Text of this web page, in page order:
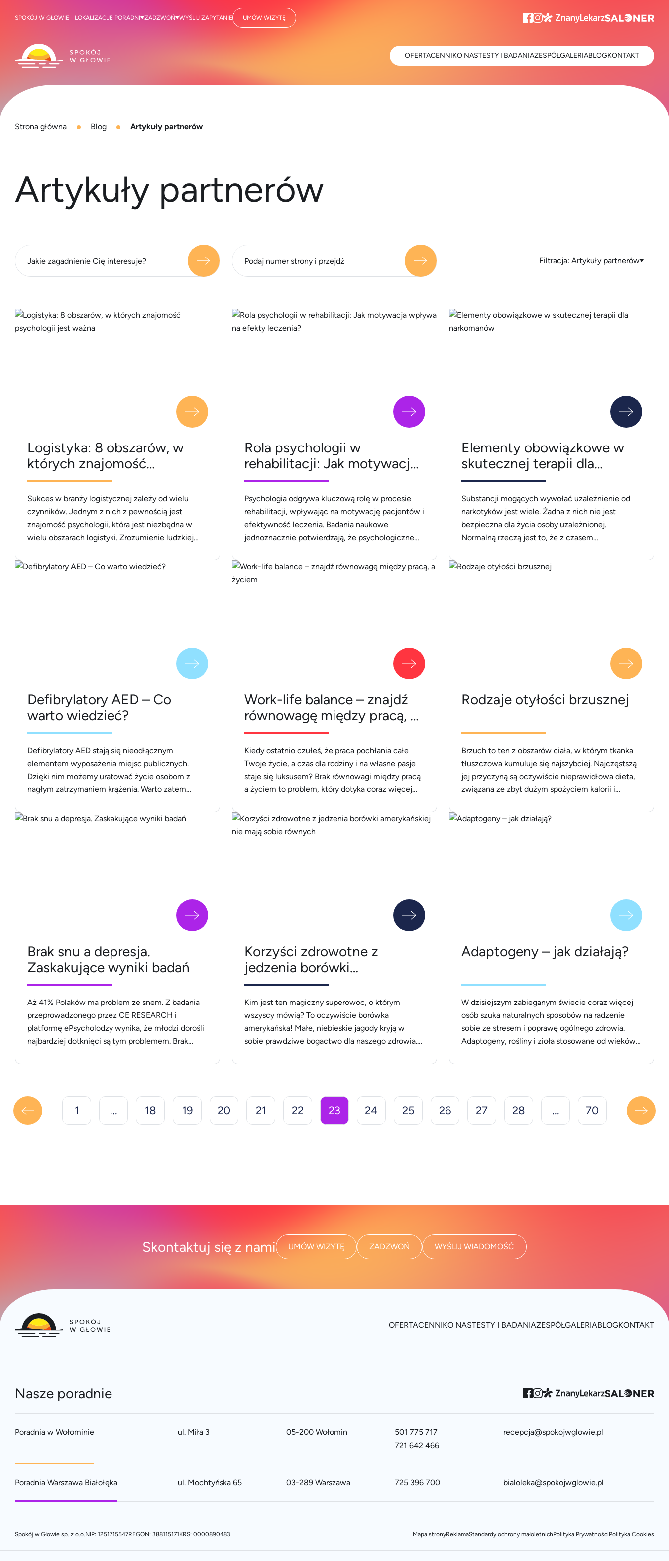
Strona główna Blog Artykuły partnerów
Artykuły partnerów
Filtracja: Artykuły partnerów
Logistyka: 8 obszarów, w
których znajomość
psychologii jest ważna
Sukces w branży logistycznej zależy od wielu
czynników. Jednym z nich z pewnością jest
znajomość psychologii, która jest niezbędna w
wielu obszarach logistyki. Zrozumienie ludzkiej
konkurencją i znacząco usprawnić jej działanie. W
Rola psychologii w
rehabilitacji: Jak motywacja
wpływa na efekty leczenia?
Psychologia odgrywa kluczową rolę w procesie
rehabilitacji, wpływając na motywację pacjentów i
efektywność leczenia. Badania naukowe
jednoznacznie potwierdzają, że psychologiczne
a techniki takie jak terapia poznawczo-
behawioralna, wizualizacja czy medytacja stają się
Elementy obowiązkowe w
skutecznej terapii dla
narkomanów
Substancji mogących wywołać uzależnienie od
narkotyków jest wiele. Żadna z nich nie jest
bezpieczna dla życia osoby uzależnionej.
Normalną rzeczą jest to, że z czasem
skutki, a co za tym idzie, ryzyko utraty zdrowia
Defibrylatory AED – Co
warto wiedzieć?
Defibrylatory AED stają się nieodłącznym
elementem wyposażenia miejsc publicznych.
Dzięki nim możemy uratować życie osobom z
nagłym zatrzymaniem krążenia. Warto zatem
działają, aby być przygotowanym na każdą
Work-life balance – znajdź
równowagę między pracą, a
życiem
Kiedy ostatnio czułeś, że praca pochłania całe
Twoje życie, a czas dla rodziny i na własne pasje
staje się luksusem? Brak równowagi między pracą
a życiem to problem, który dotyka coraz więcej
zdrowia fizycznego i psychicznego, takich jak
chroniczne zmęczenie czy wypalenie zawodowe.
Rodzaje otyłości brzusznej
Brzuch to ten z obszarów ciała, w którym tkanka
tłuszczowa kumuluje się najszybciej. Najczęstszą
jej przyczyną są oczywiście nieprawidłowa dieta,
związana ze zbyt dużym spożyciem kalorii i
modyfikacja jadłospisu i zintensyfikowanie
Brak snu a depresja.
Zaskakujące wyniki badań
Aż 41% Polaków ma problem ze snem. Z badania
przeprowadzonego przez CE RESEARCH i
platformę ePsycholodzy wynika, że młodzi dorośli
najbardziej dotknięci są tym problemem. Brak
codzienne samopoczucie, ale może również
rola snu Sen jest niezbędny dla prawidłowego
funkcjonowania [&hellip;]
Korzyści zdrowotne z
jedzenia borówki
amerykańskiej nie mają
sobie równych
Kim jest ten magiczny superowoc, o którym
wszyscy mówią? To oczywiście borówka
amerykańska! Małe, niebieskie jagody kryją w
sobie prawdziwe bogactwo dla naszego zdrowia.
wszystko dzięki garstce borówek dodanych do
małe cudaki potrafią neutralizować wolne rodniki,
które odpowiadają [&hellip;]
Adaptogeny – jak działają?
W dzisiejszym zabieganym świecie coraz więcej
osób szuka naturalnych sposobów na radzenie
sobie ze stresem i poprawę ogólnego zdrowia.
Adaptogeny, rośliny i zioła stosowane od wieków
skuteczne wsparcie dla organizmu w walce ze
korzyści zdrowotne przynoszą oraz [&hellip;]
1 ... 18 19 20 21 22 23 24 25 26 27 28 ... 70
SPOKÓJ W GŁOWIE - LOKALIZACJE PORADNI ZADZWOŃ WYŚLIJ ZAPYTANIE UMÓW WIZYTĘ
OFERTACENNIKO NASTESTY I BADANIAZESPÓŁGALERIABLOGKONTAKT
Skontaktuj się z nami UMÓW WIZYTĘ ZADZWOŃ WYŚLIJ WIADOMOŚĆ
OFERTACENNIKO NASTESTY I BADANIAZESPÓŁGALERIABLOGKONTAKT
Nasze poradnie
Poradnia w Wołominie ul. Miła 3 05-200 Wołomin
501 775 717
721 642 466
recepcja@spokojwglowie.pl
Poradnia Warszawa Białołęka ul. Mochtyńska 65 03-289 Warszawa 725 396 700 bialoleka@spokojwglowie.pl
Spokój w Głowie sp. z o.o.NIP: 1251715547REGON: 388115171KRS: 0000890483 Mapa stronyReklamaStandardy ochrony małoletnichPolityka PrywatnościPolityka Cookies